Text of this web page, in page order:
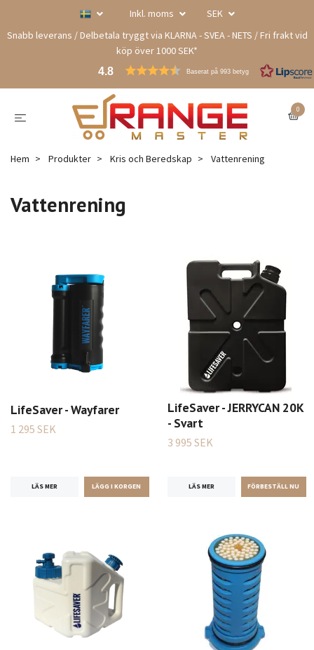
Inkl. moms
SEK
Snabb leverans / Delbetala tryggt via KLARNA - SVEA - NETS / Fri frakt vid
köp över 1000 SEK*
4.8 Baserat på 993 betyg
0
Hem Produkter Kris och Beredskap Vattenrening
Vattenrening
LifeSaver - Wayfarer
1 295 SEK
LÄS MER
LifeSaver - JERRYCAN 20K
- Svart
3 995 SEK
LÄS MER